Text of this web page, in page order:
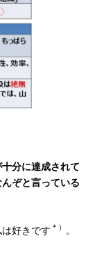
分に達成されて
ぞと言っている
好きです ＊） 。